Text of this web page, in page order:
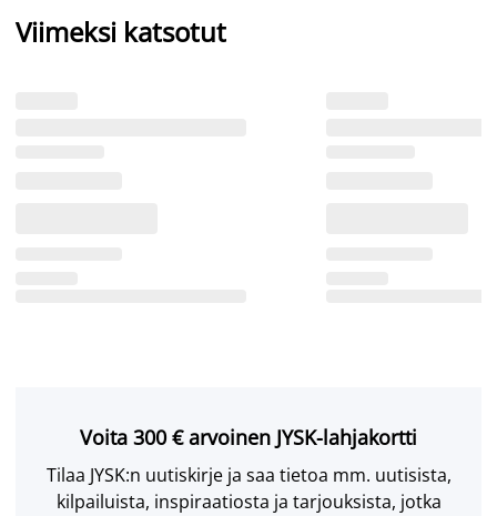
Viimeksi katsotut
Voita 300 € arvoinen JYSK-lahjakortti
Tilaa JYSK:n uutiskirje ja saa tietoa mm. uutisista,
kilpailuista, inspiraatiosta ja tarjouksista, jotka